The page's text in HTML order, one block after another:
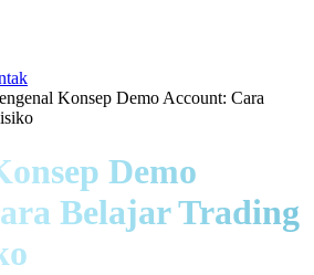
Konsep Demo Account: Cara
Demo
Belajar Trading